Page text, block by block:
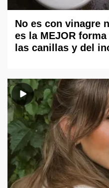
No es con vinagre
es la MEJOR
las canillas y del